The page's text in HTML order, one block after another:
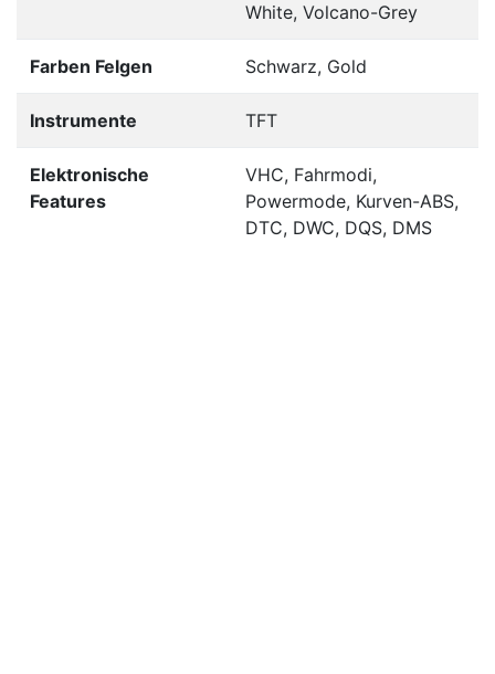
White, Volcano-Grey
Farben Felgen Schwarz, Gold
Instrumente TFT
Elektronische
Features
VHC, Fahrmodi,
Powermode, Kurven-ABS,
DTC, DWC, DQS, DMS